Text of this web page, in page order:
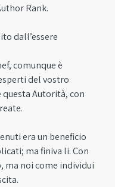
Rank.
dall’essere
comunque è
del vostro
questa Autorità, con
era un beneficio
ma finiva li. Con
ma noi come individui